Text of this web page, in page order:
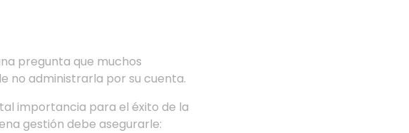
pregunta que muchos
no administrarla por su cuenta.
importancia para el éxito de la
gestión debe asegurarle: